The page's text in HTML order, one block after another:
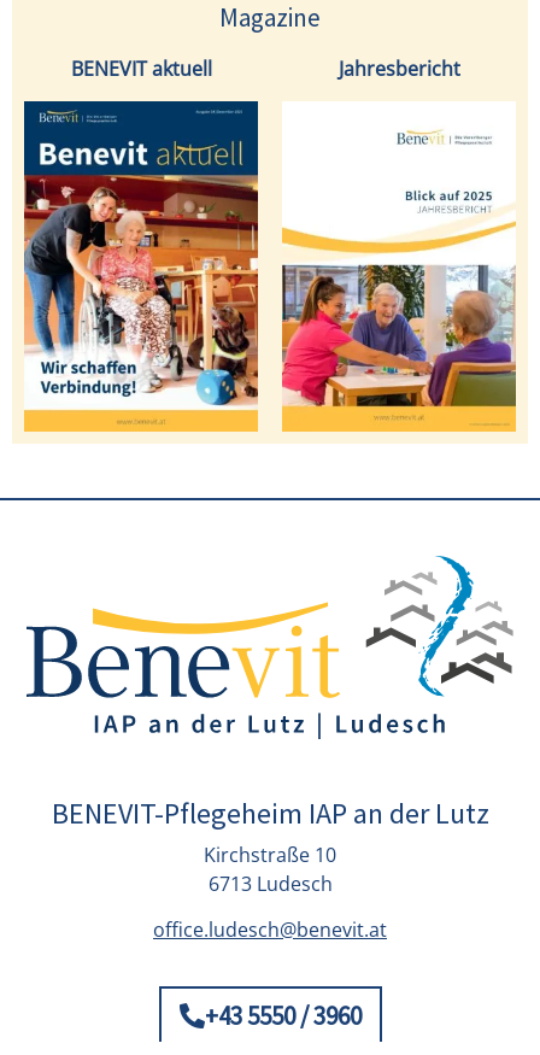
Magazine
BENEVIT aktuell Jahresbericht
BENEVIT-Pflegeheim IAP an der Lutz
Kirchstraße 10
6713 Ludesch
office.ludesch@benevit.at
+43 5550 / 3960